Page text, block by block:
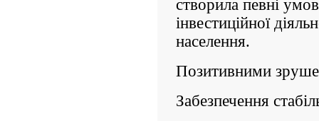
створила певні
інвестиційної
населення.
Позитивними
Забезпечення